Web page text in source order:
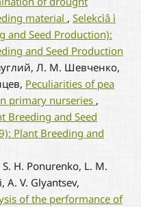
material , Selekcìâ ì
and Seed Production):
and Seed Production
Л. М. Шевченко,
Peculiarities of pea
primary nurseries ,
Breeding and Seed
Plant Breeding and
H. Ponurenko, L. M.
A. V. Glyantsev,
of the performance of